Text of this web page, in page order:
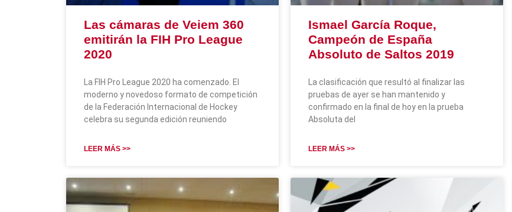
Las cámaras de Veiem 360
emitirán la FIH Pro League
2020
La FIH Pro League 2020 ha comenzado. El
moderno y novedoso formato de competición
de la Federación Internacional de Hockey
celebra su segunda edición reuniendo
LEER MÁS >>
Ismael García Roque,
Campeón de España
Absoluto de Saltos 2019
La clasificación que resultó al finalizar las
pruebas de ayer se han mantenido y
confirmado en la final de hoy en la prueba
Absoluta del
LEER MÁS >>